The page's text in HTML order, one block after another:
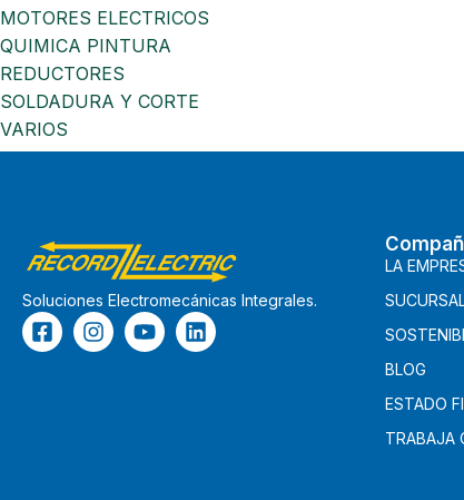
MOTORES ELECTRICOS
QUIMICA PINTURA
REDUCTORES
SOLDADURA Y CORTE
VARIOS
Soluciones Electromecánicas Integrales.
LA
BLOG
ESTADO
TRABAJA